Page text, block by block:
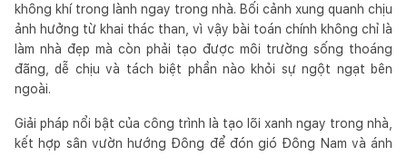
không khí trong lành ngay trong nhà. Bối cảnh xung quanh chịu
ảnh hưởng từ khai thác than, vì vậy bài toán chính không chỉ là
làm nhà đẹp mà còn phải tạo được môi trường sống thoáng
đãng, dễ chịu và tách biệt phần nào khỏi sự ngột ngạt bên
ngoài.
Giải pháp nổi bật của công trình là tạo lõi xanh ngay trong nhà,
kết hợp sân vườn hướng Đông để đón gió Đông Nam và ánh